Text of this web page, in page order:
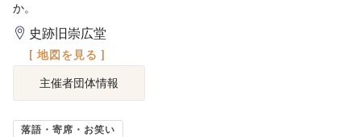
か。
史跡旧崇広堂
[ 地図を見る ]
主催者団体情報
落語・寄席・お笑い